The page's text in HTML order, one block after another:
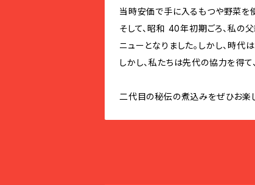
当時安価で手に入るもつや野菜を使
そして、昭和 40年初期ごろ、私の
ニューとなりました。しかし、時
しかし、私たちは先代の協力を得
二代目の秘伝の煮込みをぜひお楽